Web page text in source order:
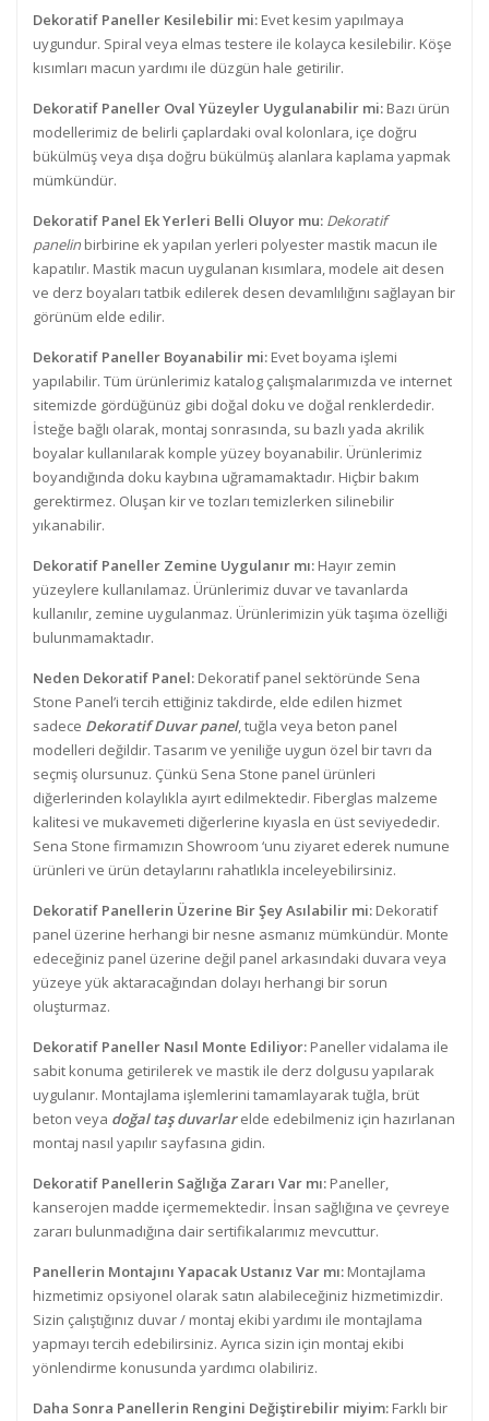
Dekoratif Paneller Kesilebilir mi: Evet kesim yapılmaya
uygundur. Spiral veya elmas testere ile kolayca kesilebilir. Köşe
kısımları macun yardımı ile düzgün hale getirilir.
Dekoratif Paneller Oval Yüzeyler Uygulanabilir mi: Bazı ürün
modellerimiz de belirli çaplardaki oval kolonlara, içe doğru
bükülmüş veya dışa doğru bükülmüş alanlara kaplama yapmak
mümkündür.
Dekoratif Panel Ek Yerleri Belli Oluyor mu: Dekoratif
panelin birbirine ek yapılan yerleri polyester mastik macun ile
kapatılır. Mastik macun uygulanan kısımlara, modele ait desen
ve derz boyaları tatbik edilerek desen devamlılığını sağlayan bir
görünüm elde edilir.
Dekoratif Paneller Boyanabilir mi: Evet boyama işlemi
yapılabilir. Tüm ürünlerimiz katalog çalışmalarımızda ve internet
sitemizde gördüğünüz gibi doğal doku ve doğal renklerdedir.
İsteğe bağlı olarak, montaj sonrasında, su bazlı yada akrilik
boyalar kullanılarak komple yüzey boyanabilir. Ürünlerimiz
boyandığında doku kaybına uğramamaktadır. Hiçbir bakım
gerektirmez. Oluşan kir ve tozları temizlerken silinebilir
yıkanabilir.
Dekoratif Paneller Zemine Uygulanır mı: Hayır zemin
yüzeylere kullanılamaz. Ürünlerimiz duvar ve tavanlarda
kullanılır, zemine uygulanmaz. Ürünlerimizin yük taşıma özelliği
bulunmamaktadır.
Neden Dekoratif Panel: Dekoratif panel sektöründe Sena
Stone Panel’i tercih ettiğiniz takdirde, elde edilen hizmet
sadece Dekoratif Duvar panel, tuğla veya beton panel
modelleri değildir. Tasarım ve yeniliğe uygun özel bir tavrı da
seçmiş olursunuz. Çünkü Sena Stone panel ürünleri
diğerlerinden kolaylıkla ayırt edilmektedir. Fiberglas malzeme
kalitesi ve mukavemeti diğerlerine kıyasla en üst seviyededir.
Sena Stone firmamızın Showroom ‘unu ziyaret ederek numune
ürünleri ve ürün detaylarını rahatlıkla inceleyebilirsiniz.
Dekoratif Panellerin Üzerine Bir Şey Asılabilir mi: Dekoratif
panel üzerine herhangi bir nesne asmanız mümkündür. Monte
edeceğiniz panel üzerine değil panel arkasındaki duvara veya
yüzeye yük aktaracağından dolayı herhangi bir sorun
oluşturmaz.
Dekoratif Paneller Nasıl Monte Ediliyor: Paneller vidalama ile
sabit konuma getirilerek ve mastik ile derz dolgusu yapılarak
uygulanır. Montajlama işlemlerini tamamlayarak tuğla, brüt
beton veya doğal taş duvarlar elde edebilmeniz için hazırlanan
montaj nasıl yapılır sayfasına gidin.
Dekoratif Panellerin Sağlığa Zararı Var mı: Paneller,
kanserojen madde içermemektedir. İnsan sağlığına ve çevreye
zararı bulunmadığına dair sertifikalarımız mevcuttur.
Panellerin Montajını Yapacak Ustanız Var mı: Montajlama
hizmetimiz opsiyonel olarak satın alabileceğiniz hizmetimizdir.
Sizin çalıştığınız duvar / montaj ekibi yardımı ile montajlama
yapmayı tercih edebilirsiniz. Ayrıca sizin için montaj ekibi
yönlendirme konusunda yardımcı olabiliriz.
Daha Sonra Panellerin Rengini Değiştirebilir miyim: Farklı bir